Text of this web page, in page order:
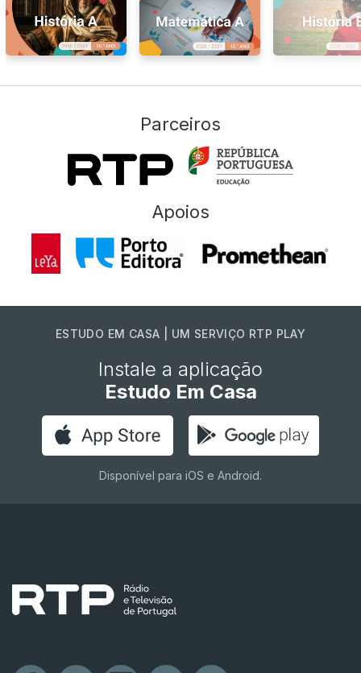
Parceiros
Apoios
ESTUDO EM CASA | UM SERVIÇO RTP PLAY
Instale a aplicação
Estudo Em Casa
Disponível para iOS e Android.